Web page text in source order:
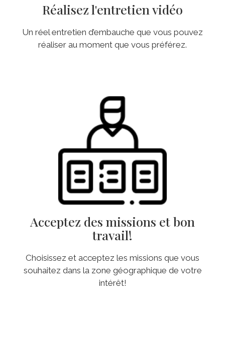
Réalisez l'entretien vidéo
Un réel entretien d’embauche que vous pouvez
réaliser au moment que vous préférez.
Acceptez des missions et bon
travail!
Choisissez et acceptez les missions que vous
souhaitez dans la zone géographique de votre
intérêt!